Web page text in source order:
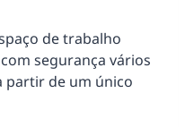
de trabalho
segurança vários
partir de um único